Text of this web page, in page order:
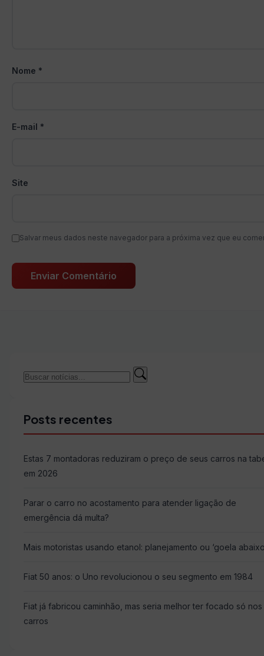
Nome *
E-mail *
Site
Salvar meus dados neste navegador para a próxima vez que eu
Buscar
Buscar
Posts recentes
Estas 7 montadoras reduziram o preço de seus carros na
em 2026
Parar o carro no acostamento para atender ligação de
emergência dá multa?
Mais motoristas usando etanol: planejamento ou ‘goela
Fiat 50 anos: o Uno revolucionou o seu segmento em 1984
Fiat já fabricou caminhão, mas seria melhor ter focado só nos
carros